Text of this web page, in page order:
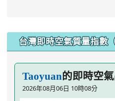
台灣即時空氣質量指數
Taoyuan的即時空
2026年08月06日 10時08分